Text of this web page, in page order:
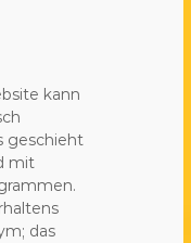
kann
geschieht
mit
das